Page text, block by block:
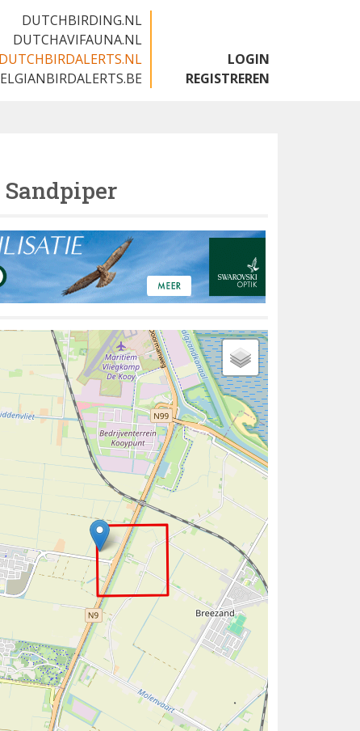
DUTCHBIRDING.NL
DUTCHAVIFAUNA.NL
DUTCHBIRDALERTS.NL
LOGIN
REGISTREREN
Sandpiper